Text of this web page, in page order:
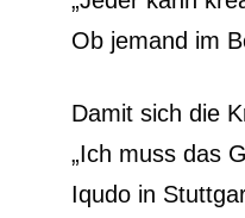
Ob jemand im
Damit sich die
„Ich muss das
Iqudo in